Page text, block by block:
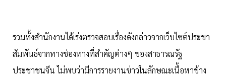
รวมทั้งสำนักงานได้เร่งตรวจสอบเรื่องดังกล่าวจากเว็บไซต์ประขา
สัมพันธ์จากทางช่องทางที่สำคัญต่างๆ ของสาธารณรัฐ
ประชาชนจีน ไม่พบว่ามีการรายงานข่าวในลักษณะเนื้อหาข้าง